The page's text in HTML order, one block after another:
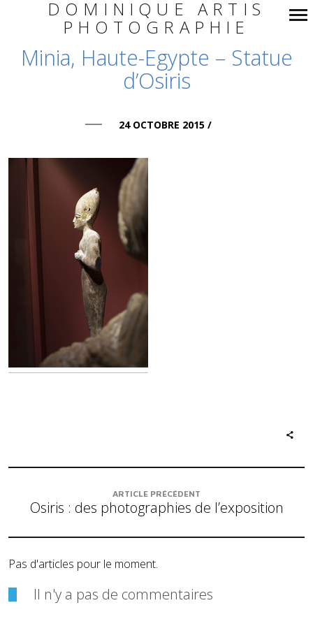
Navigation
principale
DOMINIQUE ARTIS
PHOTOGRAPHIE
Minia, Haute-Egypte – Statue
d’Osiris
24 OCTOBRE 2015/
ARTICLE PRÉCÉDENT
Osiris : des photographies de l’exposition
Pas d'articles pour le moment.
Il n'y a pas de commentaires